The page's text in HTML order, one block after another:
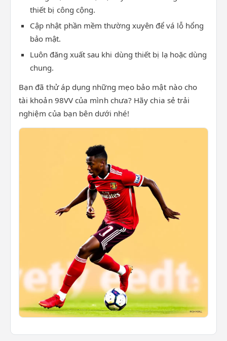
thiết bị công cộng.
Cập nhật phần mềm thường xuyên để vá lỗ hổng
bảo mật.
Luôn đăng xuất sau khi dùng thiết bị lạ hoặc dùng
chung.
Bạn đã thử áp dụng những mẹo bảo mật nào cho
tài khoản 98VV của mình chưa? Hãy chia sẻ trải
nghiệm của bạn bên dưới nhé!